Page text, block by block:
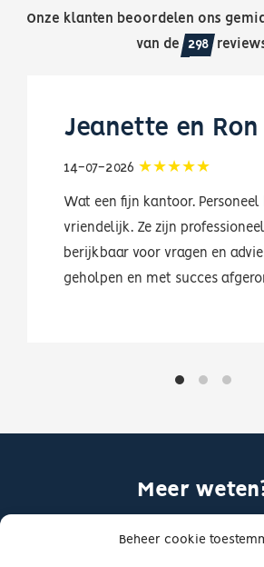
Beheer cookie
Onze klanten beoordelen ons
van de 298
Jeanette en Ron
14-07-2026
Wat een fijn kantoor. Personeel
vriendelijk. Ze zijn professioneel en goed
berijkbaar voor vragen en
geholpen en met succes
Meer
Wil jij meer weten over hypotheken
verkennen wat jouw mogelijkheden